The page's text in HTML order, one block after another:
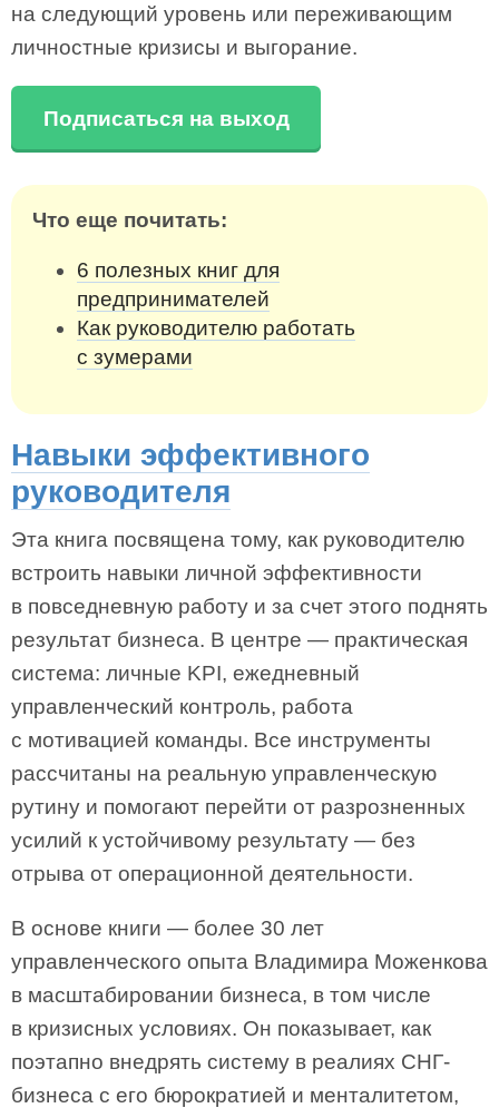
на следующий уровень или переживающим
личностные кризисы и выгорание.
Подписаться на выход
Что еще почитать:
6 полезных книг для
предпринимателей
Как руководителю работать
с зумерами
Навыки эффективного
руководителя
Эта книга посвящена тому, как руководителю
встроить навыки личной эффективности
в повседневную работу и за счет этого поднять
результат бизнеса. В центре — практическая
система: личные KPI, ежедневный
управленческий контроль, работа
с мотивацией команды. Все инструменты
рассчитаны на реальную управленческую
рутину и помогают перейти от разрозненных
усилий к устойчивому результату — без
отрыва от операционной деятельности.
В основе книги — более 30 лет
управленческого опыта Владимира Моженкова
в масштабировании бизнеса, в том числе
в кризисных условиях. Он показывает, как
поэтапно внедрять систему в реалиях СНГ-
бизнеса с его бюрократией и менталитетом,